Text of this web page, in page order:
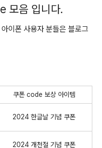
모음 입니다.
이폰 사용자 분들은 블로그
쿠폰 code 보상 아이템
2024 한글날 기념 쿠폰
2024 개천절 기념 쿠폰